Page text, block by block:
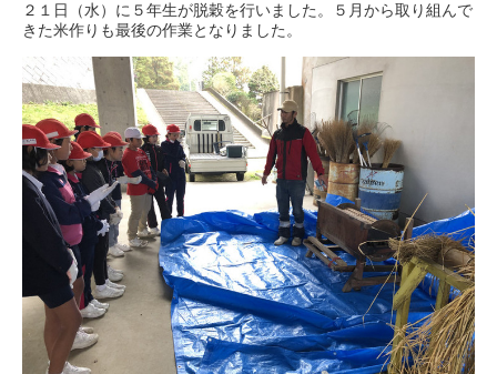
２１日（水）に５年生が脱穀を行いました。５月から取り組んで
きた米作りも最後の作業となりました。